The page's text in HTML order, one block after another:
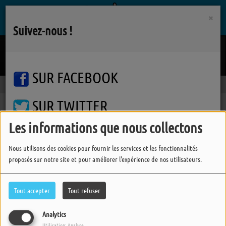
Les informations que nous collectons
Nous utilisons des cookies pour fournir les services et les fonctionnalités
proposés sur notre site et pour améliorer l'expérience de nos utilisateurs.
Tout accepter Tout refuser
Analytics
×
Suivez-nous !
SUR FACEBOOK
SUR TWITTER
SUR INSTAGRAM
FERMER